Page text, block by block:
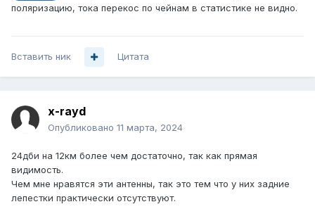
поляризацию, тока перекос по чейнам в статистике не видно.
Вставить ник Цитата
x-rayd
Опубликовано 11 марта, 2024
24дби на 12км более чем достаточно, так как прямая
видимость.
Чем мне нравятся эти антенны, так это тем что у них задние
лепестки практически отсутствуют.